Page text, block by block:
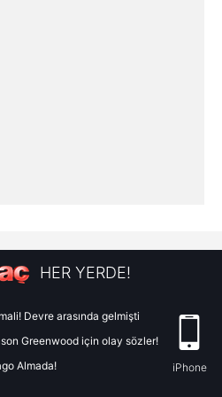
HER YERDE!
Devre arasında gelmişti
Greenwood için olay sözler!
Almada!
iPhone